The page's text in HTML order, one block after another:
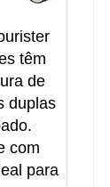
têm
de
duplas
com
para